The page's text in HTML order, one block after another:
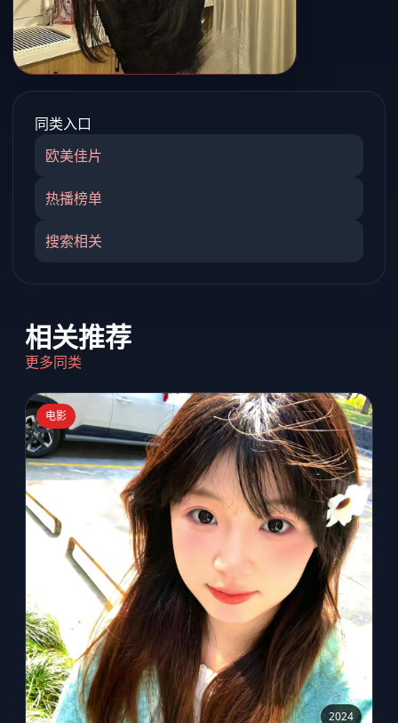
同类入口
欧美佳片
热播榜单
搜索相关
相关推荐
更多同类
电影
2024